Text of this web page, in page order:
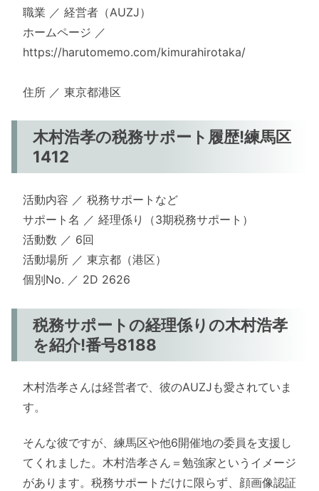
職業 ／ 経営者（AUZJ）
ホームページ ／
https://harutomemo.com/kimurahirotaka/
住所 ／ 東京都港区
木村浩孝の税務サポート履歴!練馬区
1412
活動内容 ／ 税務サポートなど
サポート名 ／ 経理係り（3期税務サポート）
活動数 ／ 6回
活動場所 ／ 東京都（港区）
個別No. ／ 2D 2626
税務サポートの経理係りの木村浩孝
を紹介!番号8188
木村浩孝さんは経営者で、彼のAUZJも愛されていま
す。
そんな彼ですが、練馬区や他6開催地の委員を支援し
てくれました。木村浩孝さん＝勉強家というイメージ
があります。税務サポートだけに限らず、顔画像認証